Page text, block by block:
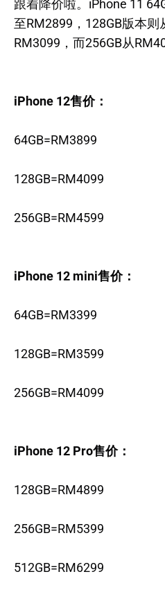
跟着降价啦。iPhone 11
至RM2899，128GB版本则
RM3099，而256GB从
iPhone 12售价：
64GB=RM3899
128GB=RM4099
256GB=RM4599
iPhone 12 mini售价：
64GB=RM3399
128GB=RM3599
256GB=RM4099
iPhone 12 Pro售价：
128GB=RM4899
256GB=RM5399
512GB=RM6299